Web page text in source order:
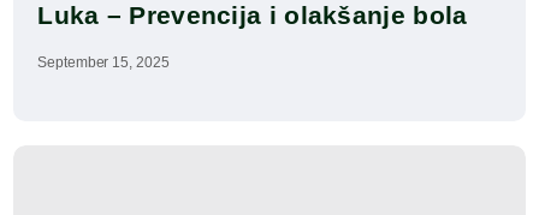
Luka – Prevencija i olakšanje bola
September 15, 2025